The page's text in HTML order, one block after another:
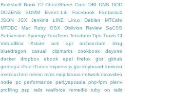
Berkshelf Book CI CheetSheet Coro DBI DNS DOD
DOZENS
EUMM Event::Lib Facebook
Fantastic4
JSON
JSX Jenkins LINE Linux Debian
MTCafe
MTDDC
Mac Ruby OSX Oblivion Review
SaCSS
Subversion Synergy TeraTerm Terraform Tips Travis CI
VirtualBox
Xslate ack api architecture
blog
bluedragon
casual clipmarks cookbook
dayone
docker
dropbox ebook epel firefox gist
github
groonga iPod iTunes impress.js jpa keyboard luminsu
memcached memo mms mojolicious network nicovideo
node
pc performance perl.yapcasia php-fpm
plenv
profiling
psp rails realforce remedie
ruby on rails